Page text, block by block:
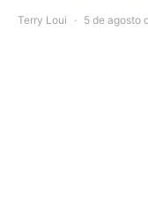
Terry Loui 5 de agosto